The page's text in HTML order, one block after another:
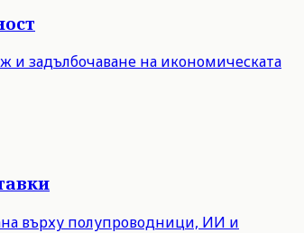
и задълбочаване на икономическата
върху полупроводници, ИИ и